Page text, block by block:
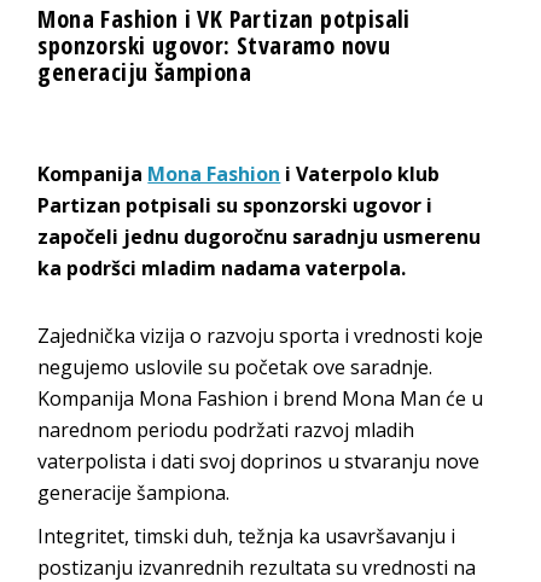
Mona Fashion i VK Partizan potpisali
sponzorski ugovor: Stvaramo novu
generaciju šampiona
Kompanija Mona Fashion i Vaterpolo klub
Partizan potpisali su sponzorski ugovor i
započeli jednu dugoročnu saradnju usmerenu
ka podršci mladim nadama vaterpola.
Zajednička vizija o razvoju sporta i vrednosti koje
negujemo uslovile su početak ove saradnje.
Kompanija Mona Fashion i brend Mona Man će u
narednom periodu podržati razvoj mladih
vaterpolista i dati svoj doprinos u stvaranju nove
generacije šampiona.
Integritet, timski duh, težnja ka usavršavanju i
postizanju izvanrednih rezultata su vrednosti na